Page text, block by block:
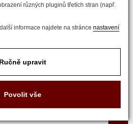
různých pluginů třetích stran (např.
informace najdete na stránce nastavení
Ručně upravit
Povolit vše
© 2017 ZLATNICTVÍ NEŠKUDLA